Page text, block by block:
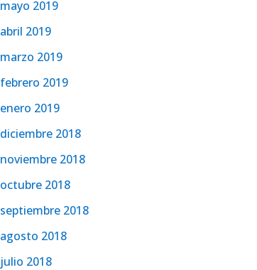
mayo 2019
abril 2019
marzo 2019
febrero 2019
enero 2019
diciembre 2018
noviembre 2018
octubre 2018
septiembre 2018
agosto 2018
julio 2018